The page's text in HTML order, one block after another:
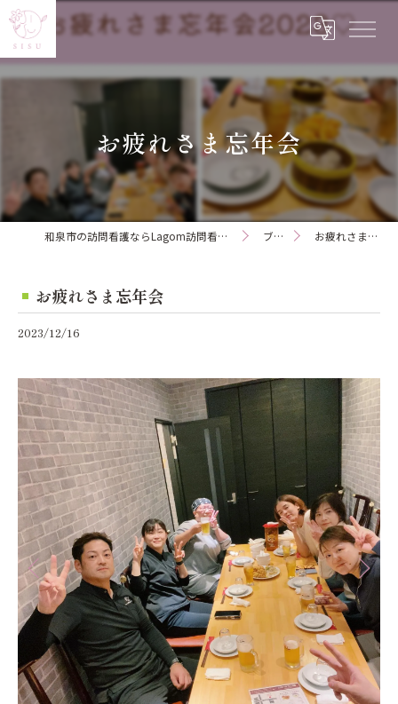
お疲れさま忘年会
和泉市の訪問看護ならLagom訪問看護ステーション ブログ お疲れさま忘年会
お疲れさま忘年会
2023/12/16